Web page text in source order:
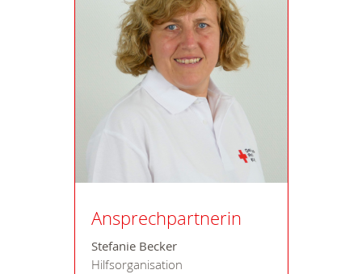
Ansprechpartnerin
Stefanie Becker
Hilfsorganisation